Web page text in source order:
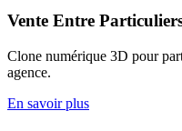
Vente Entre
Clone numérique 3D pour
agence.
En savoir plus